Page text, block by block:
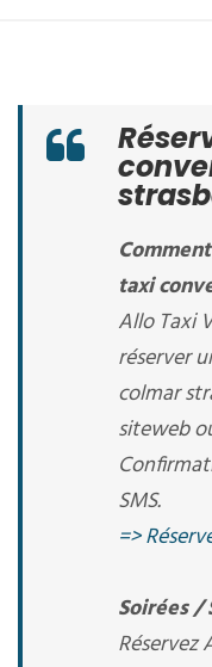
taxi
Allo Taxi
réserver
colmar
siteweb
SMS.
=>
Soirées /
Réservez